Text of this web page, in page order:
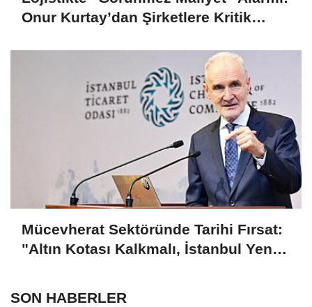
Onur Kurtay’dan Şirketlere Kritik
Mücevherat Sektöründe Tarihi Fırsat:
"Altın Kotası Kalkmalı, İstanbul Yeni
SON HABERLER